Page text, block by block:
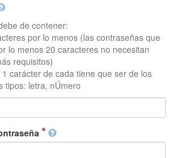
de contener:
por lo menos (las contraseñas que
lo menos 20 caracteres no necesitan
requisitos)
1 carácter de cada tiene que ser de los
tipos: letra, nÚmero